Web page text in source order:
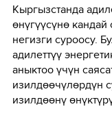
Кыргызстанда
өнүгүүсүнө
негизги суроосу.
адилеттүү
аныктоо үчүн
изилдөөчүлөрдүн
изилдөөнү